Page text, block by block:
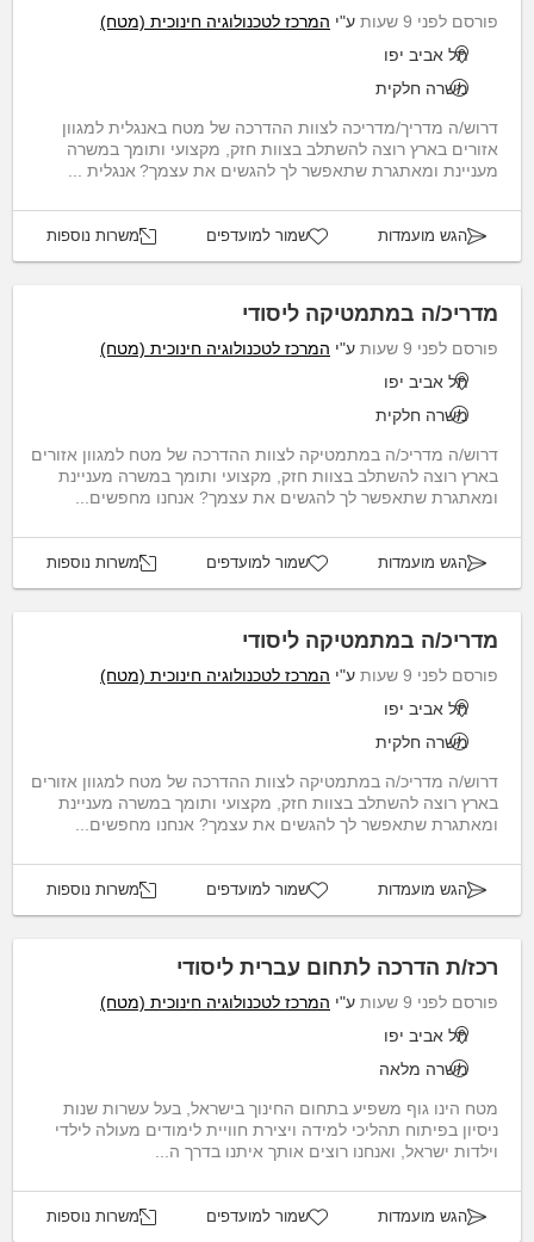
פורסם לפני 9 שעות ע"י המרכז לטכנולוגיה חינוכית (מטח)
תל אביב יפו
משרה חלקית
דרוש/ה מדריך/מדריכה לצוות ההדרכה של מטח באנגלית למגוון
אזורים בארץ רוצה להשתלב בצוות חזק, מקצועי ותומך במשרה
מעניינת ומאתגרת שתאפשר לך להגשים את עצמך? אנגלית ...
הגש מועמדות שמור למועדפים משרות נוספות
מדריכ/ה במתמטיקה ליסודי
פורסם לפני 9 שעות ע"י המרכז לטכנולוגיה חינוכית (מטח)
תל אביב יפו
משרה חלקית
דרוש/ה מדריכ/ה במתמטיקה לצוות ההדרכה של מטח למגוון אזורים
בארץ רוצה להשתלב בצוות חזק, מקצועי ותומך במשרה מעניינת
ומאתגרת שתאפשר לך להגשים את עצמך? אנחנו מחפשים...
הגש מועמדות שמור למועדפים משרות נוספות
מדריכ/ה במתמטיקה ליסודי
פורסם לפני 9 שעות ע"י המרכז לטכנולוגיה חינוכית (מטח)
תל אביב יפו
משרה חלקית
דרוש/ה מדריכ/ה במתמטיקה לצוות ההדרכה של מטח למגוון אזורים
בארץ רוצה להשתלב בצוות חזק, מקצועי ותומך במשרה מעניינת
ומאתגרת שתאפשר לך להגשים את עצמך? אנחנו מחפשים...
הגש מועמדות שמור למועדפים משרות נוספות
רכז/ת הדרכה לתחום עברית ליסודי
פורסם לפני 9 שעות ע"י המרכז לטכנולוגיה חינוכית (מטח)
תל אביב יפו
משרה מלאה
מטח הינו גוף משפיע בתחום החינוך בישראל, בעל עשרות שנות
ניסיון בפיתוח תהליכי למידה ויצירת חוויית לימודים מעולה לילדי
וילדות ישראל, ואנחנו רוצים אותך איתנו בדרך ה...
הגש מועמדות שמור למועדפים משרות נוספות